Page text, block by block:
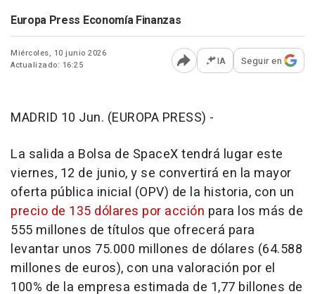
Europa Press Economía Finanzas
Miércoles, 10 junio 2026
Actualizado: 16:25
Abrir opciones para
IA Seguir en
MADRID 10 Jun. (EUROPA PRESS) -
La salida a Bolsa de SpaceX tendrá lugar este
viernes, 12 de junio, y se convertirá en la mayor
oferta pública inicial (OPV) de la historia, con un
precio de 135 dólares por acción para los más de
555 millones de títulos que ofrecerá para
levantar unos 75.000 millones de dólares (64.588
millones de euros), con una valoración por el
100% de la empresa estimada de 1,77 billones de